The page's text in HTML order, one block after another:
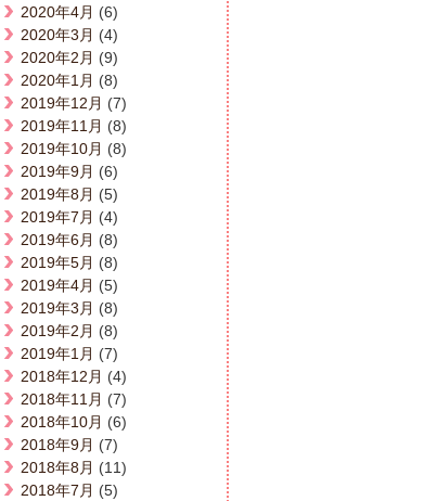
2020年4月 (6)
2020年3月 (4)
2020年2月 (9)
2020年1月 (8)
2019年12月 (7)
2019年11月 (8)
2019年10月 (8)
2019年9月 (6)
2019年8月 (5)
2019年7月 (4)
2019年6月 (8)
2019年5月 (8)
2019年4月 (5)
2019年3月 (8)
2019年2月 (8)
2019年1月 (7)
2018年12月 (4)
2018年11月 (7)
2018年10月 (6)
2018年9月 (7)
2018年8月 (11)
2018年7月 (5)